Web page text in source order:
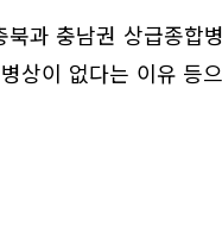
과 충남권 상급종합
상이 없다는 이유 등